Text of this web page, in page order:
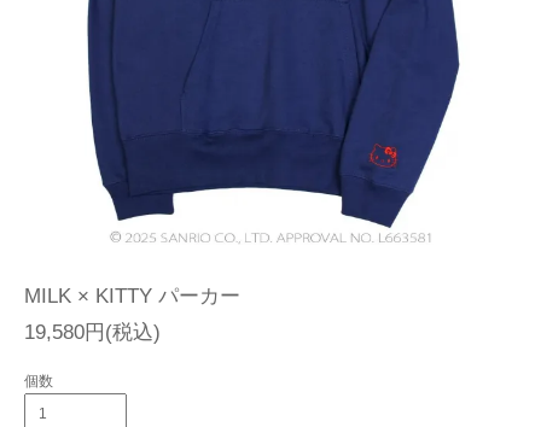
MILK × KITTY パーカー
19,580円(税込)
個数